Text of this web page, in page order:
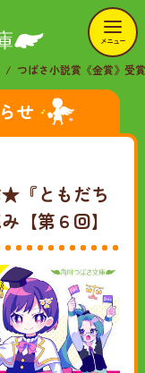
メニュー
つばさ小説賞《金賞》受
せ
『ともだち
【第６回】